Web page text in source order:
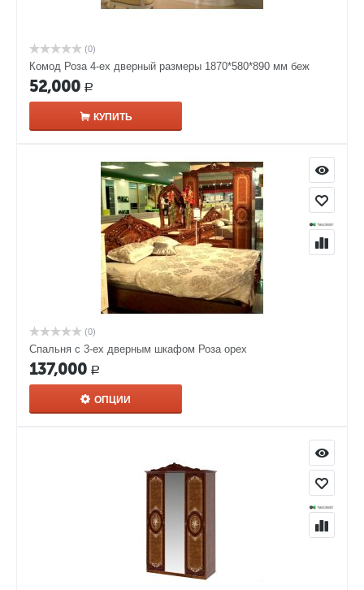
(0)
Комод Роза 4-ех дверный размеры 1870*580*890 мм беж
52,000 Р
КУПИТЬ
(0)
Спальня с 3-ех дверным шкафом Роза орех
137,000 Р
ОПЦИИ